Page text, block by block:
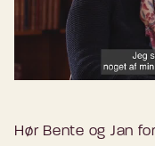
Hør Bente og Jan